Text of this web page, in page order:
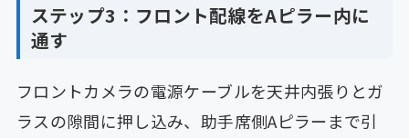
ステップ3：フロント配線をAピラー内に
通す
フロントカメラの電源ケーブルを天井内張りとガ
ラスの隙間に押し込み、助手席側Aピラーまで引